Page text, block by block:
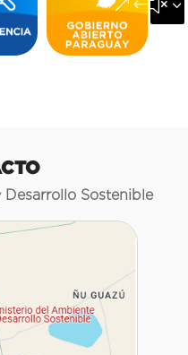
Sostenible